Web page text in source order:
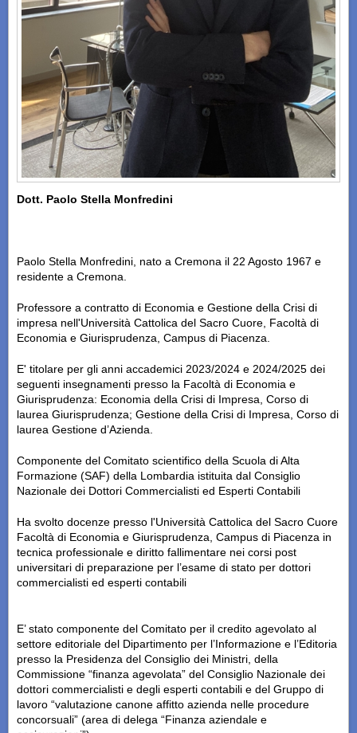
Dott. Paolo Stella Monfredini
Paolo Stella Monfredini, nato a Cremona il 22 Agosto 1967 e
residente a Cremona.
Professore a contratto di Economia e Gestione della Crisi di
impresa nell'Università Cattolica del Sacro Cuore, Facoltà di
Economia e Giurisprudenza, Campus di Piacenza.
E' titolare per gli anni accademici 2023/2024 e 2024/2025 dei
seguenti insegnamenti presso la Facoltà di Economia e
Giurisprudenza: Economia della Crisi di Impresa, Corso di
laurea Giurisprudenza; Gestione della Crisi di Impresa, Corso di
laurea Gestione d’Azienda.
Componente del Comitato scientifico della Scuola di Alta
Formazione (SAF) della Lombardia istituita dal Consiglio
Nazionale dei Dottori Commercialisti ed Esperti Contabili
Ha svolto docenze presso l'Università Cattolica del Sacro Cuore
Facoltà di Economia e Giurisprudenza, Campus di Piacenza in
tecnica professionale e diritto fallimentare nei corsi post
universitari di preparazione per l’esame di stato per dottori
commercialisti ed esperti contabili
E’ stato componente del Comitato per il credito agevolato al
settore editoriale del Dipartimento per l’Informazione e l’Editoria
presso la Presidenza del Consiglio dei Ministri, della
Commissione “finanza agevolata” del Consiglio Nazionale dei
dottori commercialisti e degli esperti contabili e del Gruppo di
lavoro “valutazione canone affitto azienda nelle procedure
concorsuali” (area di delega “Finanza aziendale e